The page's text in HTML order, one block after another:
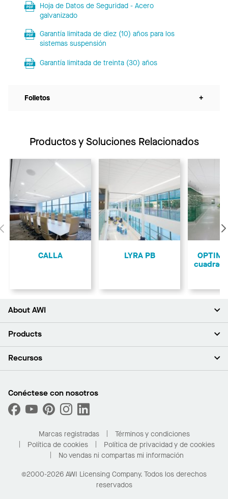
Hoja de Datos de Seguridad - Acero
galvanizado
Garantía limitada de diez (10) años para los
sistemas suspensión
Garantía limitada de treinta (30) años
Folletos +
Productos y Soluciones Relacionados
Anterior
CALLA LYRA PB
About AWI
Acerca de nosotros
Sala de prensa
Sustentabilidad
¿Cuáles son mis opciones de compra?
Products
Plafones
Capacidades personalizadas
Desempeño
Recursos
Buscar un distribuidor
Solicitar muestras
Compre en línea con Kanopi
Para el hogar
Conéctese con nosotros
Marcas registradas
Términos y condiciones
Política de cookies
Política de privacidad y de cookies
No vendas ni compartas mi información
©2000-2026 AWI Licensing Company. Todos los derechos
reservados